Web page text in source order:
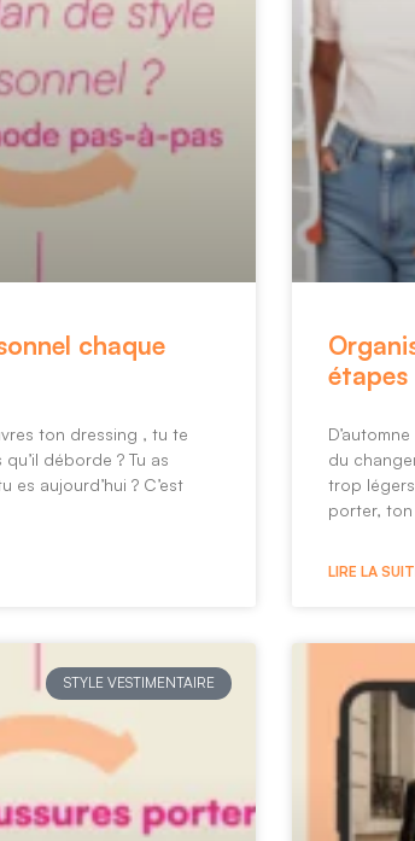
chaque
ton dressing , tu te
déborde ? Tu as
aujourd’hui ? C’est
étapes
du
trop
porter,
LIRE LA
STYLE VESTIMENTAIRE